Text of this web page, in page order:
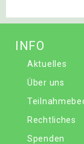
INFO
Aktuelles
Über uns
Rechtliches
Spenden